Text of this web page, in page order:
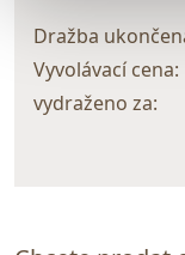
Dražba
Vyvolávací cena:
vydraženo za: